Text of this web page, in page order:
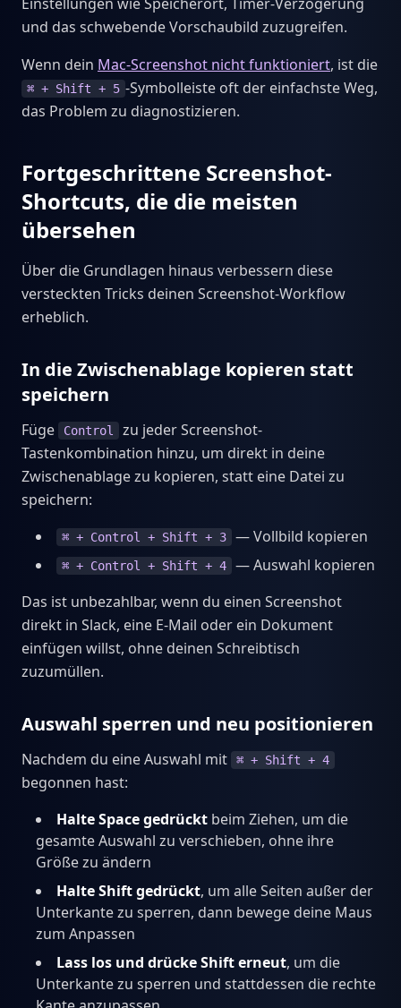
Einstellungen wie Speicherort, Timer-Verzögerung
und das schwebende Vorschaubild zuzugreifen.
Wenn dein Mac-Screenshot nicht funktioniert, ist die
⌘ + Shift + 5 -Symbolleiste oft der einfachste Weg,
das Problem zu diagnostizieren.
Fortgeschrittene Screenshot-
Shortcuts, die die meisten
übersehen
Über die Grundlagen hinaus verbessern diese
versteckten Tricks deinen Screenshot-Workflow
erheblich.
In die Zwischenablage kopieren statt
speichern
Füge Control
zu jeder Screenshot-
Tastenkombination hinzu, um direkt in deine
Zwischenablage zu kopieren, statt eine Datei zu
speichern:
⌘ + Control + Shift + 3 — Vollbild kopieren
⌘ + Control + Shift + 4
— Auswahl kopieren
Das ist unbezahlbar, wenn du einen Screenshot
direkt in Slack, eine E-Mail oder ein Dokument
einfügen willst, ohne deinen Schreibtisch
zuzumüllen.
Auswahl sperren und neu positionieren
Nachdem du eine Auswahl mit ⌘ + Shift + 4
begonnen hast:
Halte Space gedrückt beim Ziehen, um die
gesamte Auswahl zu verschieben, ohne ihre
Größe zu ändern
Halte Shift gedrückt, um alle Seiten außer der
Unterkante zu sperren, dann bewege deine Maus
zum Anpassen
Lass los und drücke Shift erneut, um die
Unterkante zu sperren und stattdessen die rechte